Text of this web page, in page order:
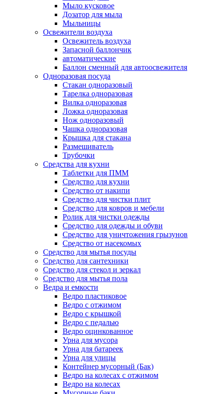
Мыло кусковое
Дозатор для мыла
Мыльницы
Освежители воздуха
Освежитель воздуха
Запасной баллончик
автоматические
Баллон сменный для автоосвежителя
Одноразовая посуда
Стакан одноразовый
Тарелка одноразовая
Вилка одноразовая
Ложка одноразовая
Нож одноразовый
Чашка одноразовая
Крышка для стакана
Размешиватель
Трубочки
Средства для кухни
Таблетки для ПММ
Средство для кухни
Средство от накипи
Средство для чистки плит
Средство для ковров и мебели
Ролик для чистки одежды
Средство для одежды и обуви
Средство для уничтожения грызунов
Средство от насекомых
Средство для мытья посуды
Средство для сантехники
Средство для стекол и зеркал
Средство для мытья пола
Ведра и емкости
Ведро пластиковое
Ведро с отжимом
Ведро с крышкой
Ведро с педалью
Ведро оцинкованное
Урна для мусора
Урна для батареек
Урна для улицы
Контейнер мусорный (Бак)
Ведро на колесах с отжимом
Ведро на колесах